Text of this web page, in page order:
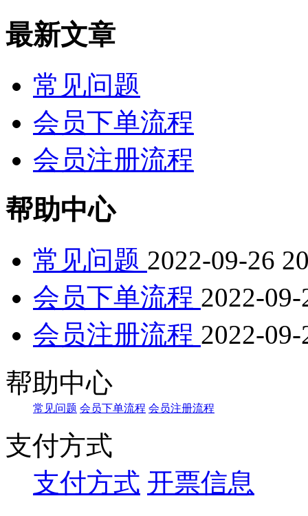
最新文章
常见问题
会员下单流程
会员注册流程
帮助中心
常见问题 2022-09-26
会员下单流程 2022-
会员注册流程 2022-
帮助中心
常见问题 会员下单流程 会员注册流程
支付方式
支付方式 开票信息